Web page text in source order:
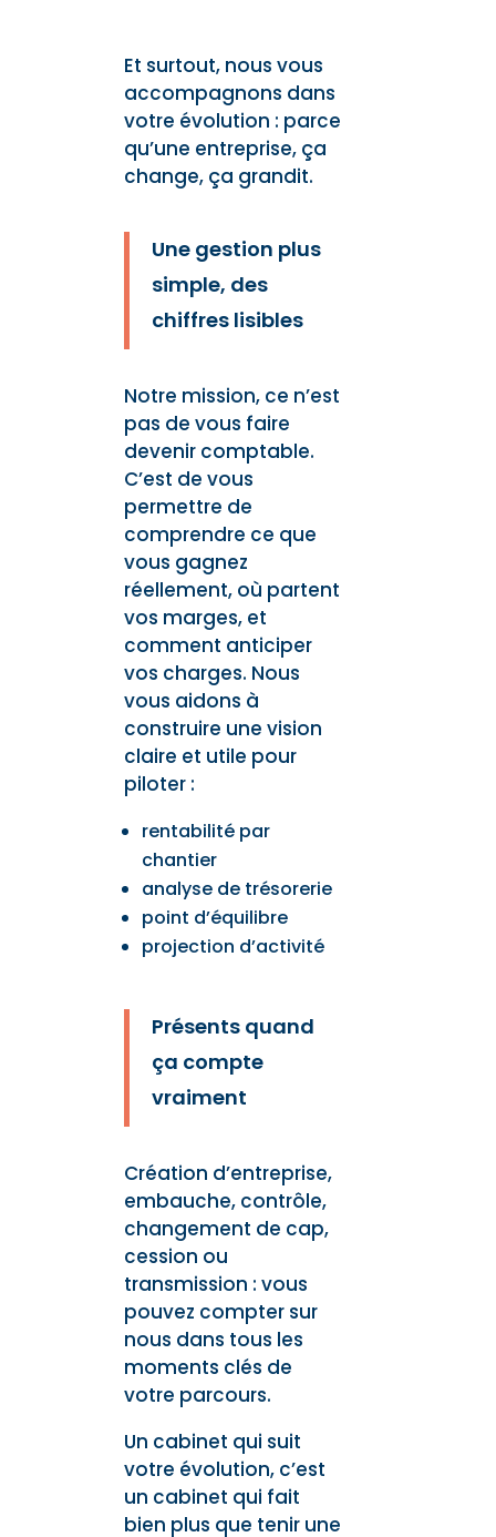
Et surtout, nous vous
accompagnons dans
votre évolution : parce
qu’une entreprise, ça
change, ça grandit.
Une gestion plus
simple, des
chiffres lisibles
Notre mission, ce n’est
pas de vous faire
devenir comptable.
C’est de vous
permettre de
comprendre ce que
vous gagnez
réellement, où partent
vos marges, et
comment anticiper
vos charges. Nous
vous aidons à
construire une vision
claire et utile pour
piloter :
rentabilité par
chantier
analyse de trésorerie
point d’équilibre
projection d’activité
Présents quand
ça compte
vraiment
Création d’entreprise,
embauche, contrôle,
changement de cap,
cession ou
transmission : vous
pouvez compter sur
nous dans tous les
moments clés de
votre parcours.
Un cabinet qui suit
votre évolution, c’est
un cabinet qui fait
bien plus que tenir une